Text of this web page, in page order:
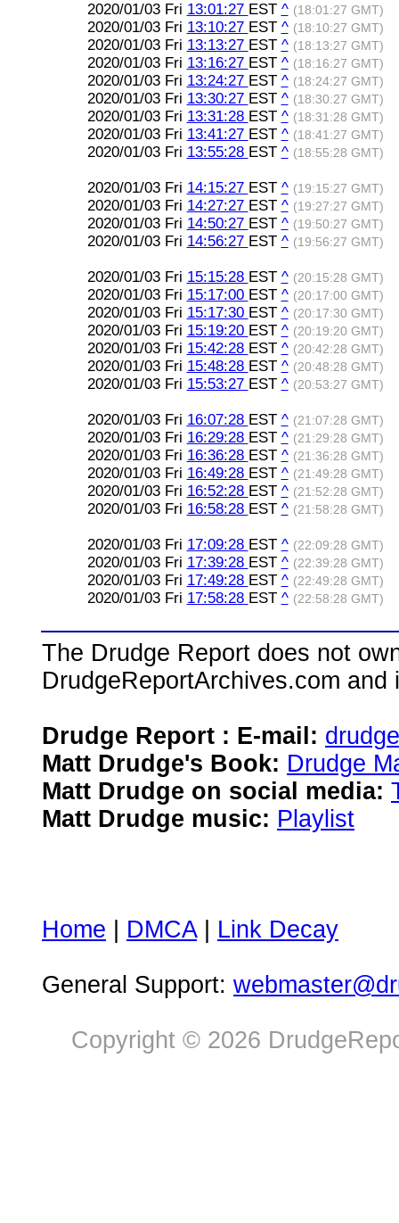
2020/01/03 Fri 13:01:27 EST ^ (18:01:27 GMT)
2020/01/03 Fri 13:10:27 EST ^ (18:10:27 GMT)
2020/01/03 Fri 13:13:27 EST ^ (18:13:27 GMT)
2020/01/03 Fri 13:16:27 EST ^ (18:16:27 GMT)
2020/01/03 Fri 13:24:27 EST ^ (18:24:27 GMT)
2020/01/03 Fri 13:30:27 EST ^ (18:30:27 GMT)
2020/01/03 Fri 13:31:28 EST ^ (18:31:28 GMT)
2020/01/03 Fri 13:41:27 EST ^ (18:41:27 GMT)
2020/01/03 Fri 13:55:28 EST ^ (18:55:28 GMT)
2020/01/03 Fri 14:15:27 EST ^ (19:15:27 GMT)
2020/01/03 Fri 14:27:27 EST ^ (19:27:27 GMT)
2020/01/03 Fri 14:50:27 EST ^ (19:50:27 GMT)
2020/01/03 Fri 14:56:27 EST ^ (19:56:27 GMT)
2020/01/03 Fri 15:15:28 EST ^ (20:15:28 GMT)
2020/01/03 Fri 15:17:00 EST ^ (20:17:00 GMT)
2020/01/03 Fri 15:17:30 EST ^ (20:17:30 GMT)
2020/01/03 Fri 15:19:20 EST ^ (20:19:20 GMT)
2020/01/03 Fri 15:42:28 EST ^ (20:42:28 GMT)
2020/01/03 Fri 15:48:28 EST ^ (20:48:28 GMT)
2020/01/03 Fri 15:53:27 EST ^ (20:53:27 GMT)
2020/01/03 Fri 16:07:28 EST ^ (21:07:28 GMT)
2020/01/03 Fri 16:29:28 EST ^ (21:29:28 GMT)
2020/01/03 Fri 16:36:28 EST ^ (21:36:28 GMT)
2020/01/03 Fri 16:49:28 EST ^ (21:49:28 GMT)
2020/01/03 Fri 16:52:28 EST ^ (21:52:28 GMT)
2020/01/03 Fri 16:58:28 EST ^ (21:58:28 GMT)
2020/01/03 Fri 17:09:28 EST ^ (22:09:28 GMT)
2020/01/03 Fri 17:39:28 EST ^ (22:39:28 GMT)
2020/01/03 Fri 17:49:28 EST ^ (22:49:28 GMT)
2020/01/03 Fri 17:58:28 EST ^ (22:58:28 GMT)
The Drudge Report does not
DrudgeReportArchives.com
Drudge Report : E-mail:
Matt Drudge's Book: Drudge
Matt Drudge on social media:
Matt Drudge music: Playlist
Home DMCA| Link Decay
General Support:
Copyright © 2026